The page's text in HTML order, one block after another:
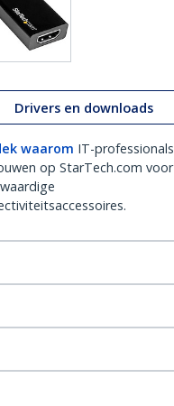
Drivers en downloads
waarom IT-professionals
op StarTech.com voor